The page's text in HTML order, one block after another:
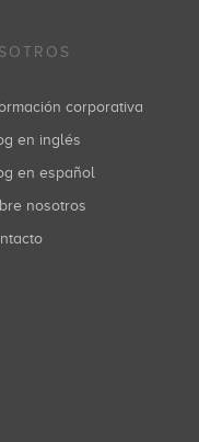
corporativa
en inglés
en español
nosotros